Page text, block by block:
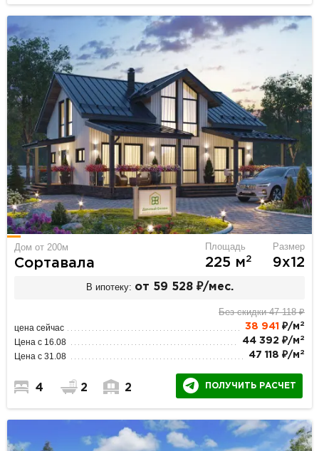
Дом от 200м
Сортавала
Площадь
225 м2
Размер
9х12
В ипотеку: от 59 528 ₽/мес.
Без скидки 47 118 ₽
цена сейчас 38 941 ₽/м 2
Цена с 16.08 44 392 ₽/м 2
Цена с 31.08 47 118 ₽/м 2
4 2 2 ПОЛУЧИТЬ РАСЧЕТ